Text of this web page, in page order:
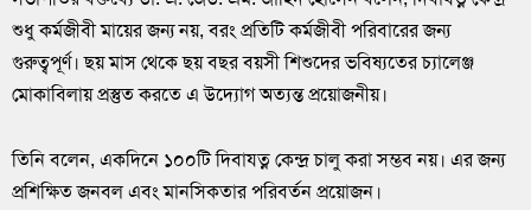
শুধু কর্মজীবী মায়ের জন্য নয়, বরং প্রতিটি কর্মজীবী পরিবারের জন্য
গুরুত্বপূর্ণ। ছয় মাস থেকে ছয় বছর বয়সী শিশুদের ভবিষ্যতের চ্যালেঞ্জ
মোকাবিলায় প্রস্তুত করতে এ উদ্যোগ অত্যন্ত প্রয়োজনীয়।
তিনি বলেন, একদিনে ১০০টি দিবাযত্ন কেন্দ্র চালু করা সম্ভব নয়। এর জন্য
প্রশিক্ষিত জনবল এবং মানসিকতার পরিবর্তন প্রয়োজন।